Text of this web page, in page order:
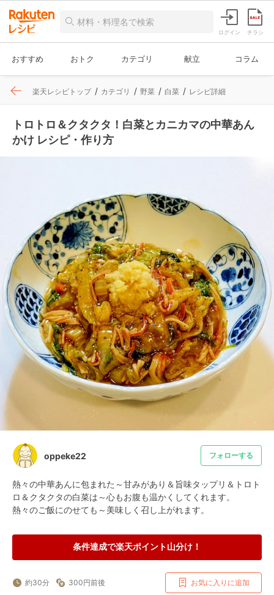
ログイン チラシ
おすすめ おトク カテゴリ 献立 コラム
楽天レシピトップ カテゴリ 野菜 白菜 レシピ詳細
トロトロ＆クタクタ！白菜とカニカマの中華あん
かけ レシピ・作り方
oppeke22 フォローする
熱々の中華あんに包まれた～甘みがあり＆旨味タップリ＆トロト
ロ＆クタクタの白菜は～心もお腹も温かくしてくれます。
熱々のご飯にのせても～美味しく召し上がれます。
条件達成で楽天ポイント山分け！
約30分 300円前後 お気に入りに追加